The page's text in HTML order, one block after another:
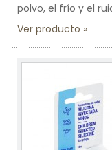
polvo, el frío y el
Ver producto